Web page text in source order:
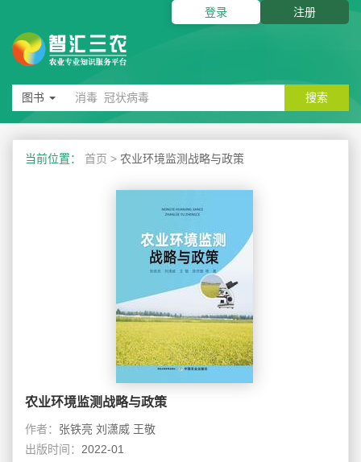
登录 注册
图书 搜索
当前位置： 首页 > 农业环境监测战略与政策
农业环境监测战略与政策
作者： 张铁亮 刘潇威 王敬
出版时间： 2022-01